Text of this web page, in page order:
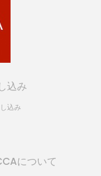
込み
込み
について